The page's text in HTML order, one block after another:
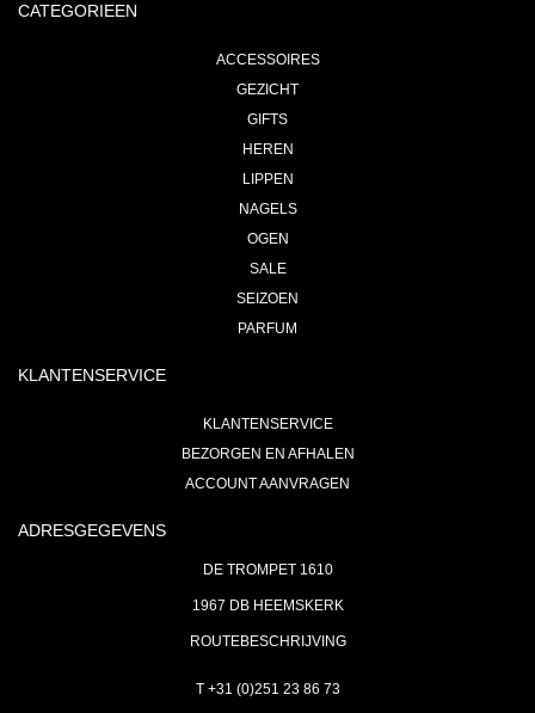
CATEGORIEEN
ACCESSOIRES
GEZICHT
GIFTS
HEREN
LIPPEN
NAGELS
OGEN
SALE
SEIZOEN
PARFUM
KLANTENSERVICE
KLANTENSERVICE
BEZORGEN EN AFHALEN
ACCOUNT AANVRAGEN
ADRESGEGEVENS
DE TROMPET 1610
1967 DB HEEMSKERK
ROUTEBESCHRIJVING
T +31 (0)251 23 86 73